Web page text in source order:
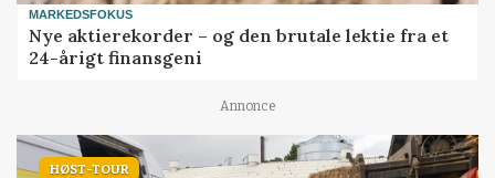
MARKEDSFOKUS
Nye aktierekorder – og den brutale lektie fra et
24-årigt finansgeni
Annonce
HØST-TOUR